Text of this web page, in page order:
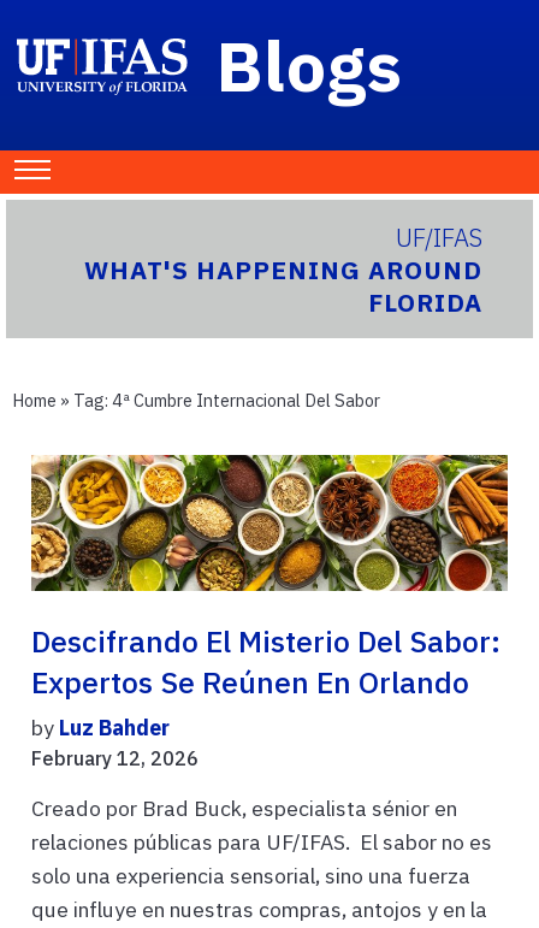
Blogs
UF/IFAS
WHAT'S HAPPENING AROUND
FLORIDA
Home » Tag: 4ª Cumbre Internacional Del Sabor
Descifrando El Misterio Del Sabor:
Expertos Se Reúnen En Orlando
by Luz Bahder
February 12, 2026
Creado por Brad Buck, especialista sénior en
relaciones públicas para UF/IFAS. El sabor no es
solo una experiencia sensorial, sino una fuerza
que influye en nuestras compras, antojos y en la